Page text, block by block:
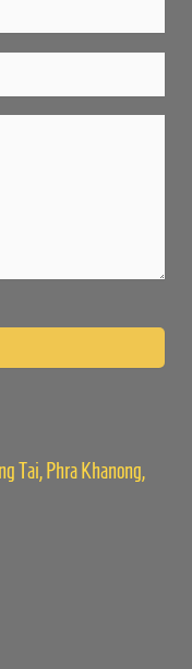
Tai, Phra Khanong,